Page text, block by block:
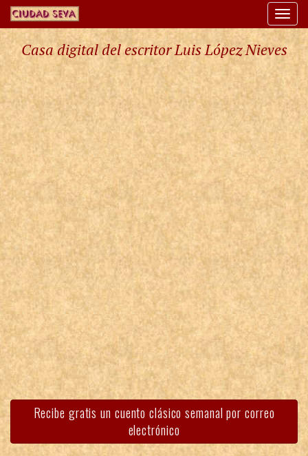
Casa digital del escritor Luis López Nieves
Recibe gratis un cuento clásico semanal por correo
electrónico